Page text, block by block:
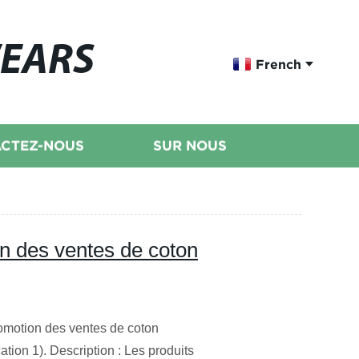
French
NOUS SUR NOUS
des ventes de coton
des ventes de coton
1). Description : Les produits